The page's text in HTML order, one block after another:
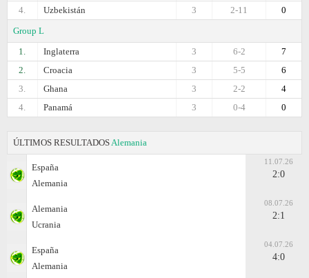
4.
Uzbekistán 0
2-11
3
Group L
1.
Inglaterra 7
6-2
3
2.
Croacia 6
5-5
3
3.
Ghana 4
2-2
3
4.
Panamá 0
0-4
3
ÚLTIMOS RESULTADOS Alemania
España
Alemania
11.07.26
2:0
Alemania
Ucrania
08.07.26
2:1
España
Alemania
04.07.26
4:0